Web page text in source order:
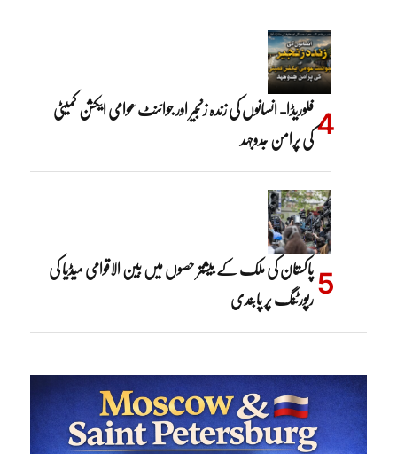
فلوریڈا- انسانوں کی زندہ زنجیر اور جوائنٹ عوامی ایکشن کمیٹی
کی پرامن جدوجہد
پاکستان کی ملک کے بیشتر حصوں میں بین الاقوامی میڈیا کی
رپورٹنگ پر پابندی